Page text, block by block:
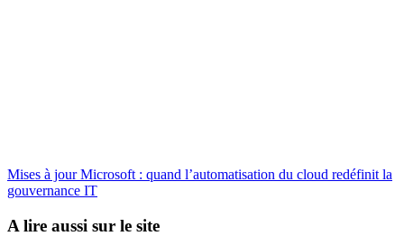
Mises à jour Microsoft : quand l’automatisation du cloud redéfinit la
gouvernance IT
A lire aussi sur le site